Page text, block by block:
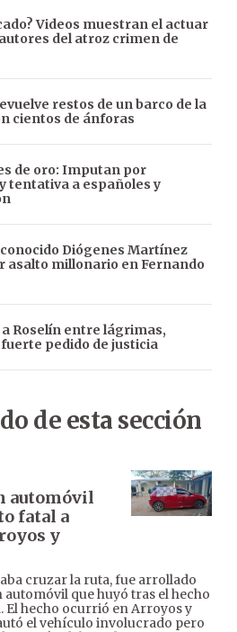
Videos muestran el actuar
del atroz crimen de
restos de un barco de la
cientos de ánforas
de oro: Imputan por
tentativa a españoles y
Diógenes Martínez
asalto millonario en Fernando
Roselín entre lágrimas,
pedido de justicia
de esta sección
automóvil
fatal a
y
cruzar la ruta, fue arrollado
que huyó tras el hecho
El hecho ocurrió en Arroyos y
el vehículo involucrado pero